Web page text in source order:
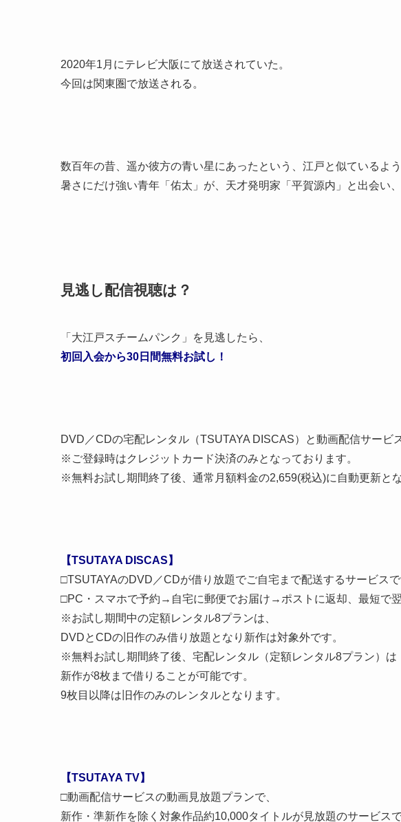
2020年1月にテレビ大阪にて放送されていた。
今回は関東圏で放送される。
数百年の昔、遥か彼方の青い星にあったという、江戸と似ているよ
暑さにだけ強い青年「佑太」が、天才発明家「平賀源内」と出会い
見逃し配信視聴は？
「大江戸スチームパンク」を見逃したら、
初回入会から30日間無料お試し！
DVD／CDの宅配レンタル（TSUTAYA DISCAS）と動画配信サービ
※ご登録時はクレジットカード決済のみとなっております。
※無料お試し期間終了後、通常月額料金の2,659(税込)に自動更新とな
【TSUTAYA DISCAS】
□TSUTAYAのDVD／CDが借り放題でご自宅まで配送するサービスで
□PC・スマホで予約→自宅に郵便でお届け→ポストに返却、最短で翌
※お試し期間中の定額レンタル8プランは、
DVDとCDの旧作のみ借り放題となり新作は対象外です。
※無料お試し期間終了後、宅配レンタル（定額レンタル8プラン）は
新作が8枚まで借りることが可能です。
9枚目以降は旧作のみのレンタルとなります。
【TSUTAYA TV】
□動画配信サービスの動画見放題プランで、
新作・準新作を除く対象作品約10,000タイトルが見放題のサービスで